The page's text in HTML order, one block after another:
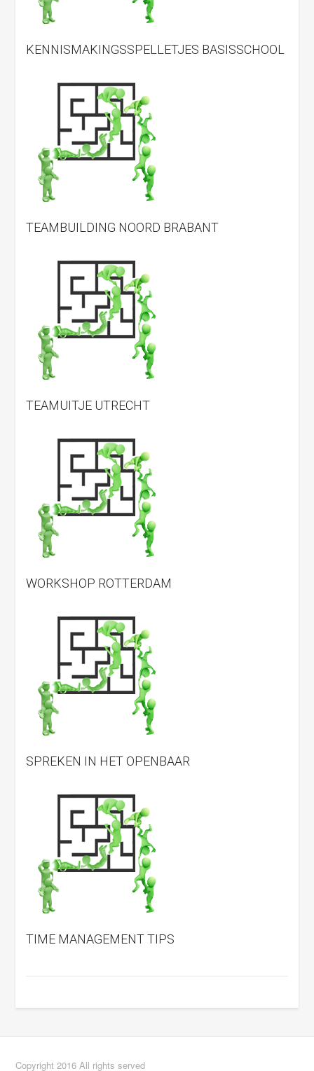
KENNISMAKINGSSPELLETJES BASISSCHOOL
TEAMBUILDING NOORD BRABANT
TEAMUITJE UTRECHT
WORKSHOP ROTTERDAM
SPREKEN IN HET OPENBAAR
TIME MANAGEMENT TIPS
Copyright 2016 All rights served